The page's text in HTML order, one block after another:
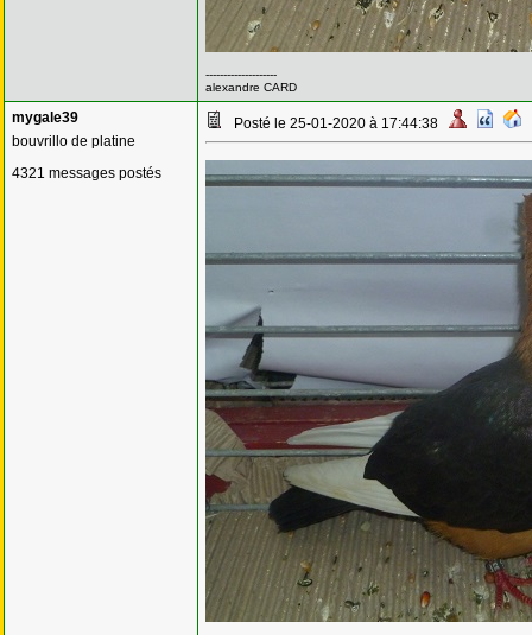
--------------------
alexandre CARD
mygale39
bouvrillo de platine
4321 messages postés
Posté le 25-01-2020 à 17:44:38